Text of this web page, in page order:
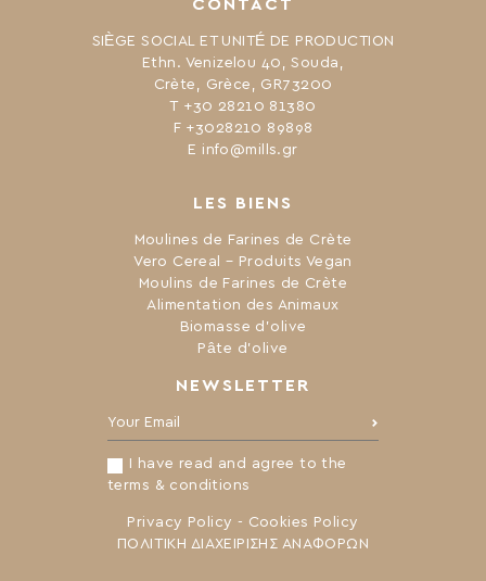
NEWSLETTER
Your Email:
I have read and agree to the
terms & conditions
Privacy Policy - Cookies Policy
ΠΟΛΙΤΙΚΗ ΔΙΑΧΕΙΡΙΣΗΣ ΑΝΑΦΟΡΩΝ
LES BIENS
Moulines de Farines de Crète
Vero Cereal – Produits Vegan
Moulins de Farines de Crète
Alimentation des Animaux
Biomasse d’olive
Pâte d’olive
CONTACT
SIÈGE SOCIAL ET UNITÉ DE PRODUCTION
Ethn. Venizelou 40, Souda,
Crète, Grèce, GR73200
Τ +30 28210 81380
F +3028210 89898
Ε info@mills.gr